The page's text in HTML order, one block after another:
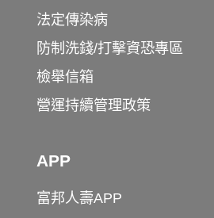
法定傳染病
防制洗錢/打擊資恐專區
檢舉信箱
營運持續管理政策
APP
富邦人壽APP